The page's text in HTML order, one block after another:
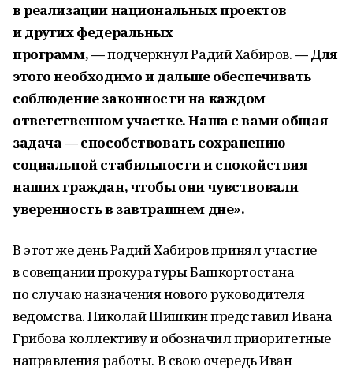
в реализации национальных проектов
и других федеральных
программ, —подчеркнул Радий Хабиров.— Для
этого необходимо и дальше обеспечивать
соблюдение законности на каждом
ответственном участке. Наша с вами общая
задача — способствовать сохранению
социальной стабильности и спокойствия
наших граждан, чтобы они чувствовали
уверенность в завтрашнем дне».
В этот же день Радий Хабиров принял участие
в совещании прокуратуры Башкортостана
по случаю назначения нового руководителя
ведомства. Николай Шишкин представил Ивана
Грибова коллективу и обозначил приоритетные
направления работы. В свою очередь Иван